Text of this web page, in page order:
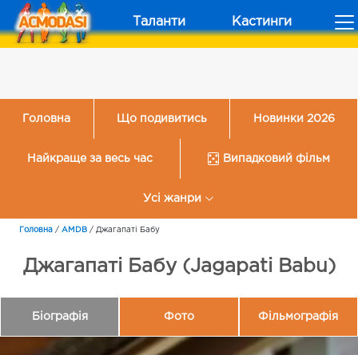
Таланти Кастинги
Головна Що подивитись Новинки 2026
Найкраще за весь час Випадковий фільм
Усі жанри
Головна / AMDB / Джагапаті Бабу
Джагапаті Бабу (Jagapati Babu)
Біографія Фото Фільмографія